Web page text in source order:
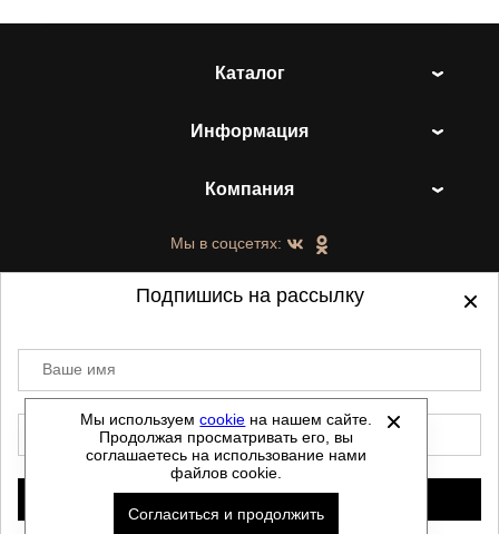
Каталог
Информация
Компания
Мы в соцсетях:
©2021-2026 - ShoesTown.ru - все права
защищены.
Данный сайт не является интернет магазином и
не является публичной офертой.
Политика обработки персональных данных
Автоматизировано -
Мы используемcookie на нашем сайте.
Продолжая просматривать его, вы
соглашаетесь на использование нами
файлов cookie.
Согласиться и продолжить
Подпишись на рассылку
Ваше имя